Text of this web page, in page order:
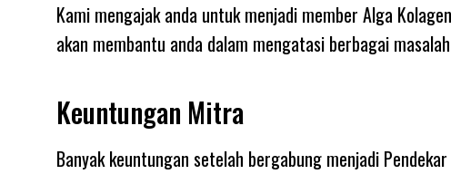
Kami mengajak anda untuk menjadi member Alga
akan membantu anda dalam mengatasi berbagai
Keuntungan Mitra
Banyak keuntungan setelah bergabung menjadi